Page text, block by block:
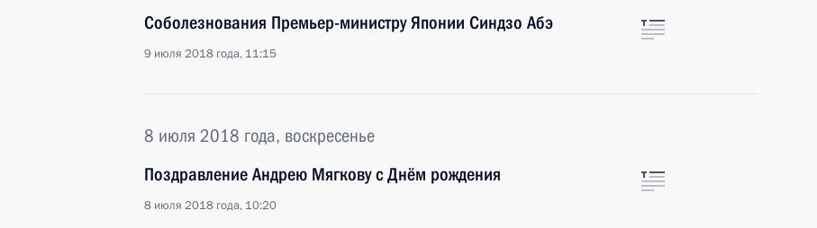
Соболезнования Премьер-министру Японии Синдзо Абэ
9 июля 2018 года, 11:15
8 июля 2018 года, воскресенье
Поздравление Андрею Мягкову с Днём рождения
8 июля 2018 года, 10:20